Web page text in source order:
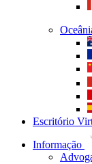
Escritório
Informação